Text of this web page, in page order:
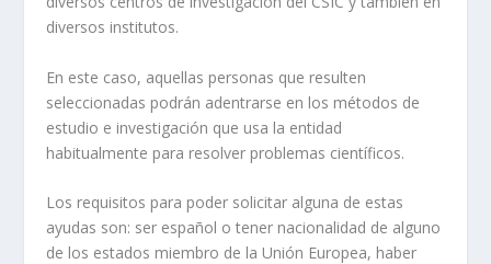
diversos institutos.
En este caso, aquellas personas que resulten
seleccionadas podrán adentrarse en los métodos de
estudio e investigación que usa la entidad
habitualmente para resolver problemas científicos.
Los requisitos para poder solicitar alguna de estas
ayudas son: ser español o tener nacionalidad de alguno
de los estados miembro de la Unión Europea, haber